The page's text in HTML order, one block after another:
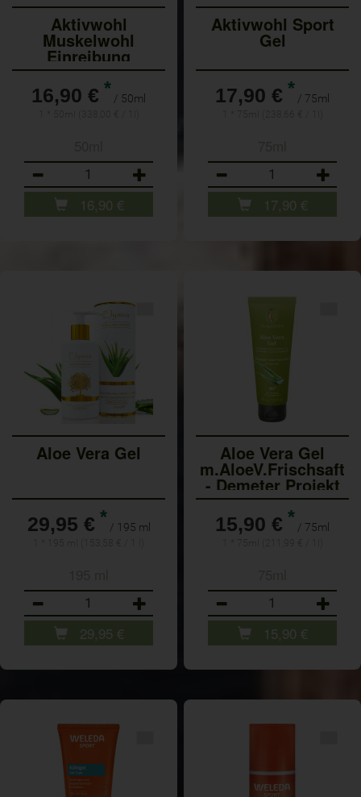
Aktivwohl
Muskelwohl
Einreibung
16,90 € * / 50ml
16,90 €
Aktivwohl Sport
Gel
17,90 € * / 75ml
17,90 €
Aloe Vera Gel
29,95 € * / 195 ml
29,95 €
Aloe Vera Gel
m.AloeV.Frischsaft
- Demeter Projekt
15,90 € * / 75ml
15,90 €